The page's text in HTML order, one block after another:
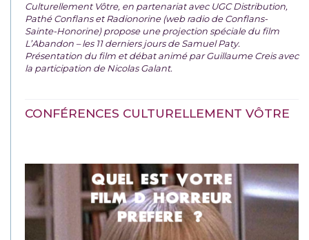
Culturellement Vôtre, en partenariat avec UGC Distribution,
Pathé Conflans et Radionorine (web radio de Conflans-
Sainte-Honorine) propose une projection spéciale du film
L’Abandon – les 11 derniers jours de Samuel Paty.
Présentation du film et débat animé par Guillaume Creis avec
la participation de Nicolas Galant.
CONFÉRENCES CULTURELLEMENT VÔTRE